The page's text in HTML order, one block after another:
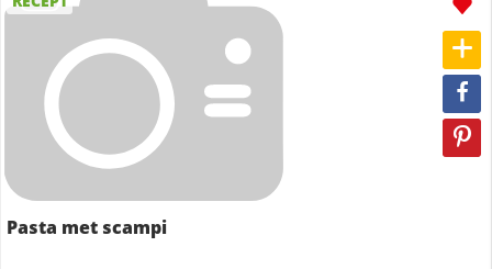
Pasta met scampi